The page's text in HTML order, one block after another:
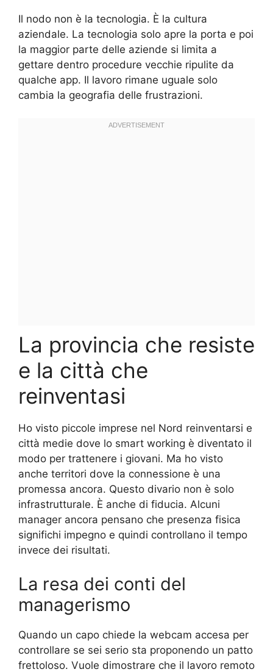
Il nodo non è la tecnologia. È la cultura
aziendale. La tecnologia solo apre la porta e poi
la maggior parte delle aziende si limita a
gettare dentro procedure vecchie ripulite da
qualche app. Il lavoro rimane uguale solo
cambia la geografia delle frustrazioni.
La provincia che resiste
e la città che
reinventasi
Ho visto piccole imprese nel Nord reinventarsi e
città medie dove lo smart working è diventato il
modo per trattenere i giovani. Ma ho visto
anche territori dove la connessione è una
promessa ancora. Questo divario non è solo
infrastrutturale. È anche di fiducia. Alcuni
manager ancora pensano che presenza fisica
significhi impegno e quindi controllano il tempo
invece dei risultati.
La resa dei conti del
managerismo
Quando un capo chiede la webcam accesa per
controllare se sei serio sta proponendo un patto
frettoloso. Vuole dimostrare che il lavoro remoto